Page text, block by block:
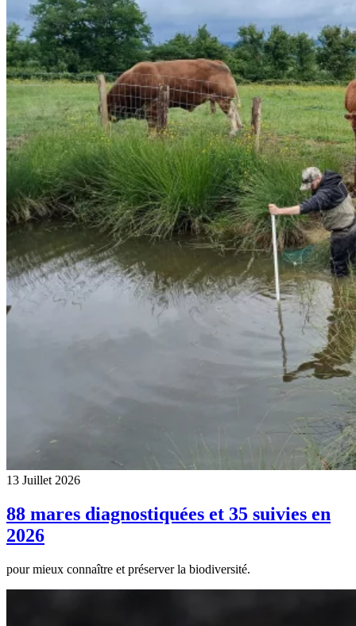
13 Juillet 2026
88 mares diagnostiquées et 35 suivies en
2026
pour mieux connaître et préserver la biodiversité.